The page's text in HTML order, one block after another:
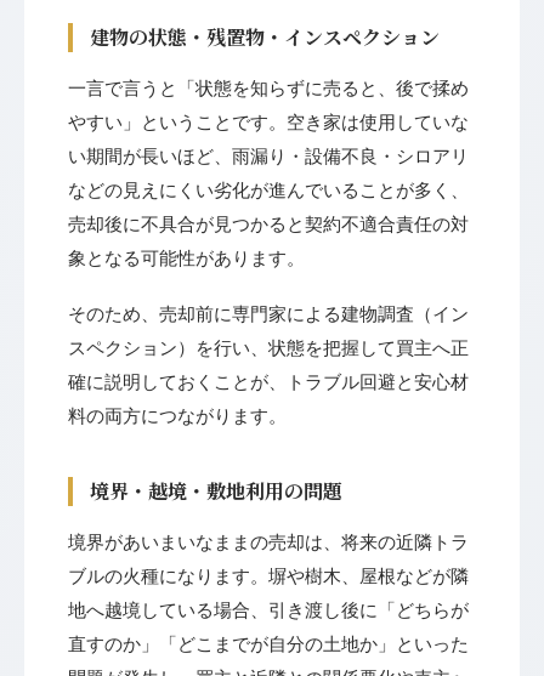
建物の状態・残置物・インスペクション
一言で言うと「状態を知らずに売ると、後で揉め
やすい」ということです。空き家は使用していな
い期間が長いほど、雨漏り・設備不良・シロアリ
などの見えにくい劣化が進んでいることが多く、
売却後に不具合が見つかると契約不適合責任の対
象となる可能性があります。
そのため、売却前に専門家による建物調査（イン
スペクション）を行い、状態を把握して買主へ正
確に説明しておくことが、トラブル回避と安心材
料の両方につながります。
境界・越境・敷地利用の問題
境界があいまいなままの売却は、将来の近隣トラ
ブルの火種になります。塀や樹木、屋根などが隣
地へ越境している場合、引き渡し後に「どちらが
直すのか」「どこまでが自分の土地か」といった